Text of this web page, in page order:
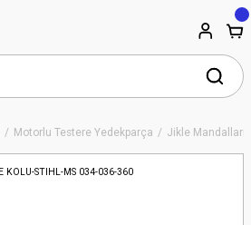
Motorlu Testere Yedekparça Jikle Mandalları